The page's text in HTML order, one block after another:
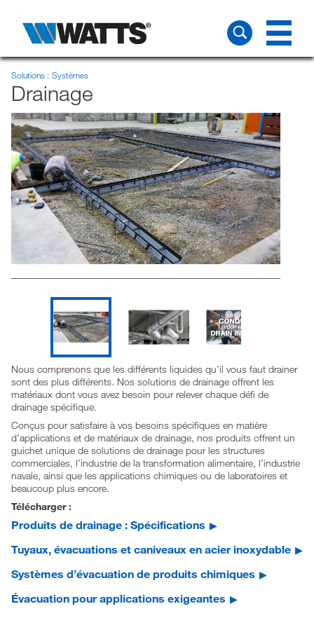
Solutions Systèmes
Drainage
Nous comprenons que les différents liquides qu’il vous faut drainer
sont des plus différents. Nos solutions de drainage offrent les
matériaux dont vous avez besoin pour relever chaque défi de
drainage spécifique.
Conçus pour satisfaire à vos besoins spécifiques en matière
d’applications et de matériaux de drainage, nos produits offrent un
guichet unique de solutions de drainage pour les structures
commerciales, l’industrie de la transformation alimentaire, l’industrie
navale, ainsi que les applications chimiques ou de laboratoires et
beaucoup plus encore.
Télécharger :
Produits de drainage : Spécifications
Tuyaux, évacuations et caniveaux en acier inoxydable
Systèmes d’évacuation de produits chimiques
Évacuation pour applications exigeantes